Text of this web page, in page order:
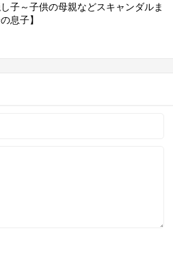
子～子供の母親などスキャンダルま
息子】